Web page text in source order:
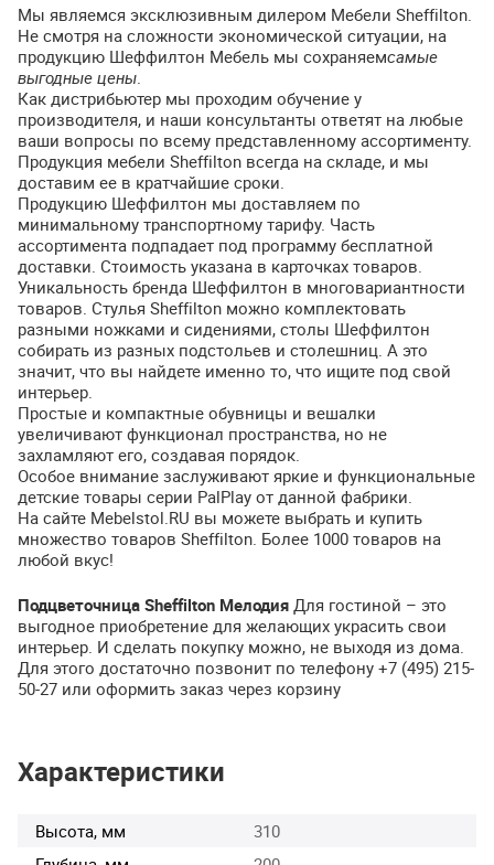
Мы являемся эксклюзивным дилером Мебели Sheffilton.
Не смотря на сложности экономической ситуации, на
продукцию Шеффилтон Мебель мы сохраняемсамые
выгодные цены
Как дистрибьютер мы проходим обучение у
производителя, и наши консультанты ответят на любые
ваши вопросы по всему представленному ассортименту.
Продукция мебели Sheffilton всегда на складе, и мы
доставим ее в кратчайшие сроки.
Продукцию Шеффилтон мы доставляем по
минимальному транспортному тарифу. Часть
ассортимента подпадает под программу бесплатной
доставки. Стоимость указана в карточках товаров.
Уникальность бренда Шеффилтон в многовариантности
товаров. Стулья Sheffilton можно комплектовать
разными ножками и сидениями, столы Шеффилтон
собирать из разных подстольев и столешниц. А это
значит, что вы найдете именно то, что ищите под свой
интерьер.
Простые и компактные обувницы и вешалки
увеличивают функционал пространства, но не
захламляют его, создавая порядок.
Особое внимание заслуживают яркие и функциональные
детские товары серии PalPlay от данной фабрики.
На сайте Mebelstol.RU вы можете выбрать и купить
множество товаров Sheffilton. Более 1000 товаров на
любой вкус!
Подцветочница Sheffilton Мелодия Для гостиной – это
выгодное приобретение для желающих украсить свои
интерьер. И сделать покупку можно, не выходя из дома.
Для этого достаточно позвонит по телефону +7 (495) 215-
50-27 или оформить заказ через корзину
Характеристики
Высота, мм
310